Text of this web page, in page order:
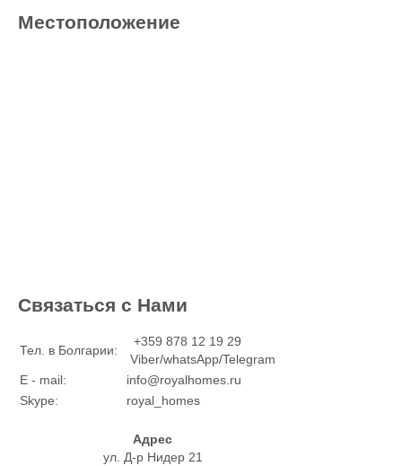
Местоположение
Связаться с Нами
Тел. в Болгарии:
+359 878 12 19 29
Viber/whatsApp/Telegram
E - mail:
info@royalhomes.ru
Skype:
royal_homes
Адрес
ул. Д-р Нидер 21